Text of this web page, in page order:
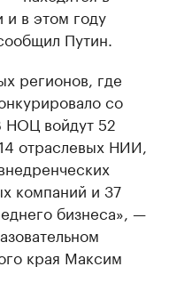
и в этом году
Путин.
регионов, где
со
НОЦ войдут 52
отраслевых НИИ,
компаний и 37
бизнеса», —
края Максим